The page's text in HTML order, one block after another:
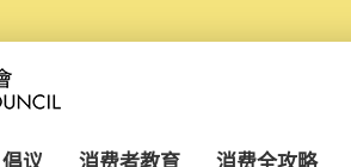
倡议 消费者教育 消费全攻略